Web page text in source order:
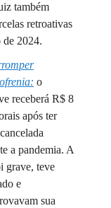
também
retroativas
de 2024.
o
receberá R$ 8
após ter
a pandemia. A
grave, teve
e
sua